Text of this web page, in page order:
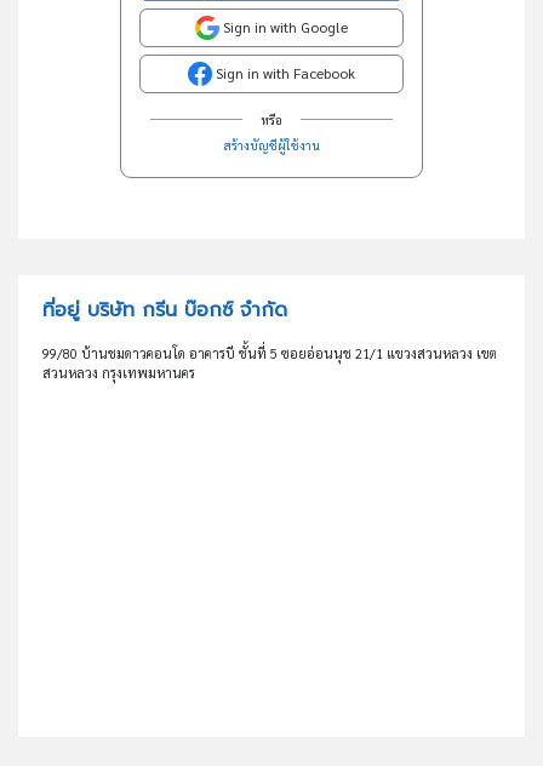
Sign in with Google
Sign in with Facebook
หรือ
สร้างบัญชีผู้ใช้งาน
ที่อยู่ บริษัท กรีน บ๊อกซ์ จำกัด
99/80 บ้านชมดาวคอนโด อาคารบี ชั้นที่ 5 ซอยอ่อนนุช 21/1 แขวงสวนหลวง เขต
สวนหลวง กรุงเทพมหานคร